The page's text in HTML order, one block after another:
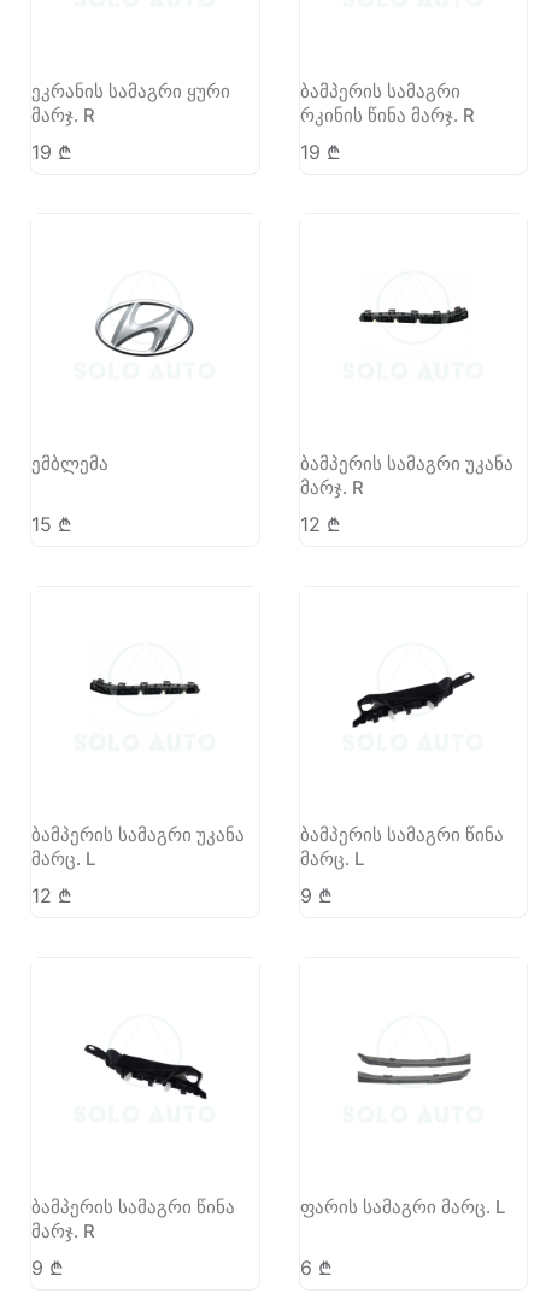
ეკრანის სამაგრი ყური
მარჯ. R
19 ₾
ბამპერის სამაგრი
რკინის წინა მარჯ. R
19 ₾
ემბლემა
15 ₾
ბამპერის სამაგრი უკანა
მარჯ. R
12 ₾
ბამპერის სამაგრი უკანა
მარც. L
12 ₾
ბამპერის სამაგრი წინა
მარც. L
9 ₾
ბამპერის სამაგრი წინა
მარჯ. R
9 ₾
ფარის სამაგრი მარც. L
6 ₾